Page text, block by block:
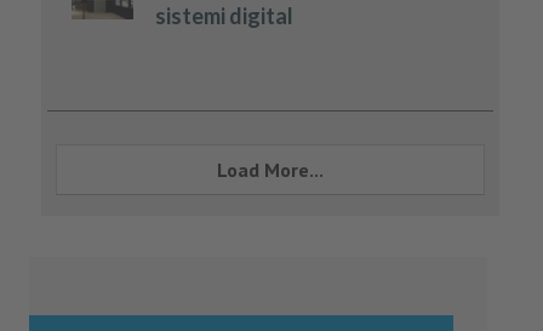
sistemi digital
Load More...